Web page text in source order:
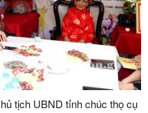
tịch UBND tỉnh chúc thọ cụ